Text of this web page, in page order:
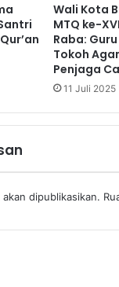
Wali Kota
MTQ ke-
Raba:
Tokoh
Penjaga
11 Juli 2025
dipublikasikan.